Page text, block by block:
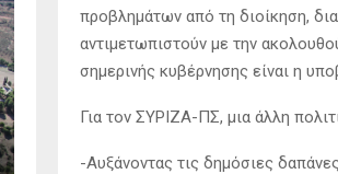
προβλημάτων από τη διοίκηση,
αντιμετωπιστούν με την
σημερινής κυβέρνησης είναι η
Για τον ΣΥΡΙΖΑ-ΠΣ, μια άλλη
-Αυξάνοντας τις δημόσιες